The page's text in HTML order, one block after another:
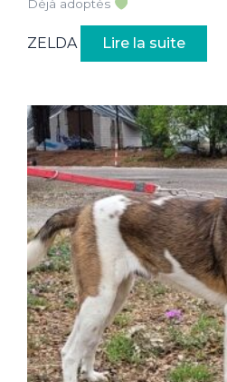
Déjà adoptés
ZELDA Lire la suite